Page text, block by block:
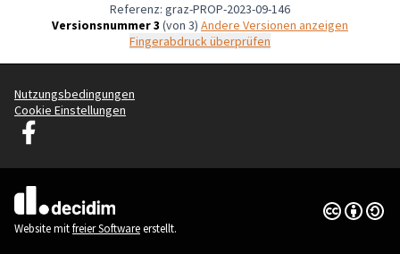
Referenz: graz-PROP-2023-09-146
Versionsnummer 3 (von 3)
Andere Versionen anzeigen
Fingerabdruck überprüfen
Nutzungsbedingungen
Cookie Einstellungen
Graz Gemeinsam Gestalten auf Facebook
(Externer Link)
Website mitfreier Softwareerstellt.
Creative
(Externer